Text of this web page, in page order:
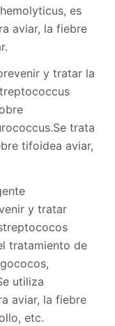
es
aviar, la fiebre
y tratar la
trata
tifoidea aviar,
y tratar
tratamiento de
utiliza
aviar, la fiebre
etc.